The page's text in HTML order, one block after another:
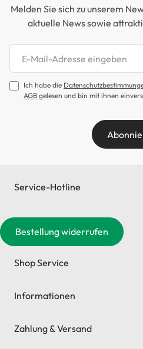
Melden Sie sich zu unserem
aktuelle News sowie
Newsletter abonnieren
Ich habe die
AGB gelesen und bin mit ihnen
Service-Hotline
Bestellung widerrufen
Shop Service
Informationen
Zahlung & Versand